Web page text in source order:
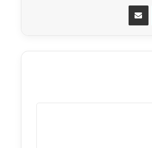
مشاركة عبر البريد